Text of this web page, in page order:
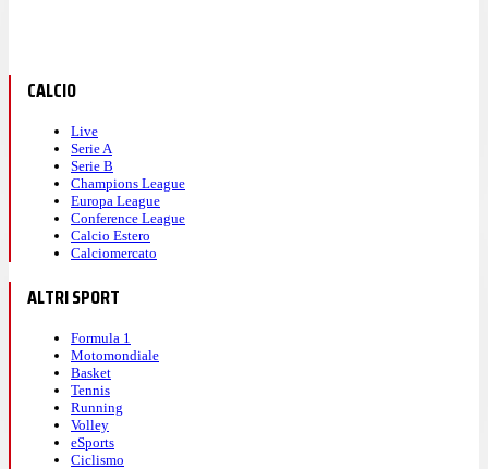
CALCIO
Live
Serie A
Serie B
Champions League
Europa League
Conference League
Calcio Estero
Calciomercato
ALTRI SPORT
Formula 1
Motomondiale
Basket
Tennis
Running
Volley
eSports
Ciclismo